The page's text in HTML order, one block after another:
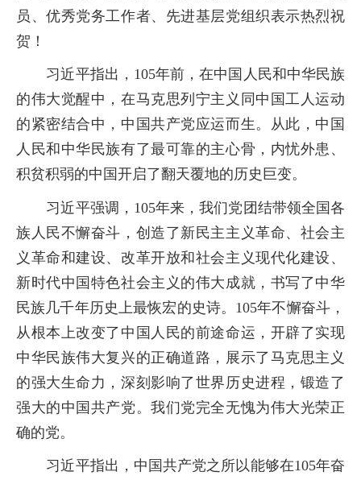
员、优秀党务工作者、先进基层党组织表示热烈祝
贺！
习近平指出， 105年前，在中国人民和中华民族
的伟大觉醒中，在马克思列宁主义同中国工人运动
的紧密结合中，中国共产党应运而生。从此，中国
人民和中华民族有了最可靠的主心骨，内忧外患、
积贫积弱的中国开启了翻天覆地的历史巨变。
习近平强调， 105年来，我们党团结带领全国各
族人民不懈奋斗，创造了新民主主义革命、社会主
义革命和建设、改革开放和社会主义现代化建设、
新时代中国特色社会主义的伟大成就，书写了中华
民族几千年历史上最恢宏的史诗。 105年不懈奋斗，
从根本上改变了中国人民的前途命运，开辟了实现
中华民族伟大复兴的正确道路，展示了马克思主义
的强大生命力，深刻影响了世界历史进程，锻造了
强大的中国共产党。我们党完全无愧为伟大光荣正
确的党。
习近平指出，中国共产党之所以能够在105年奋